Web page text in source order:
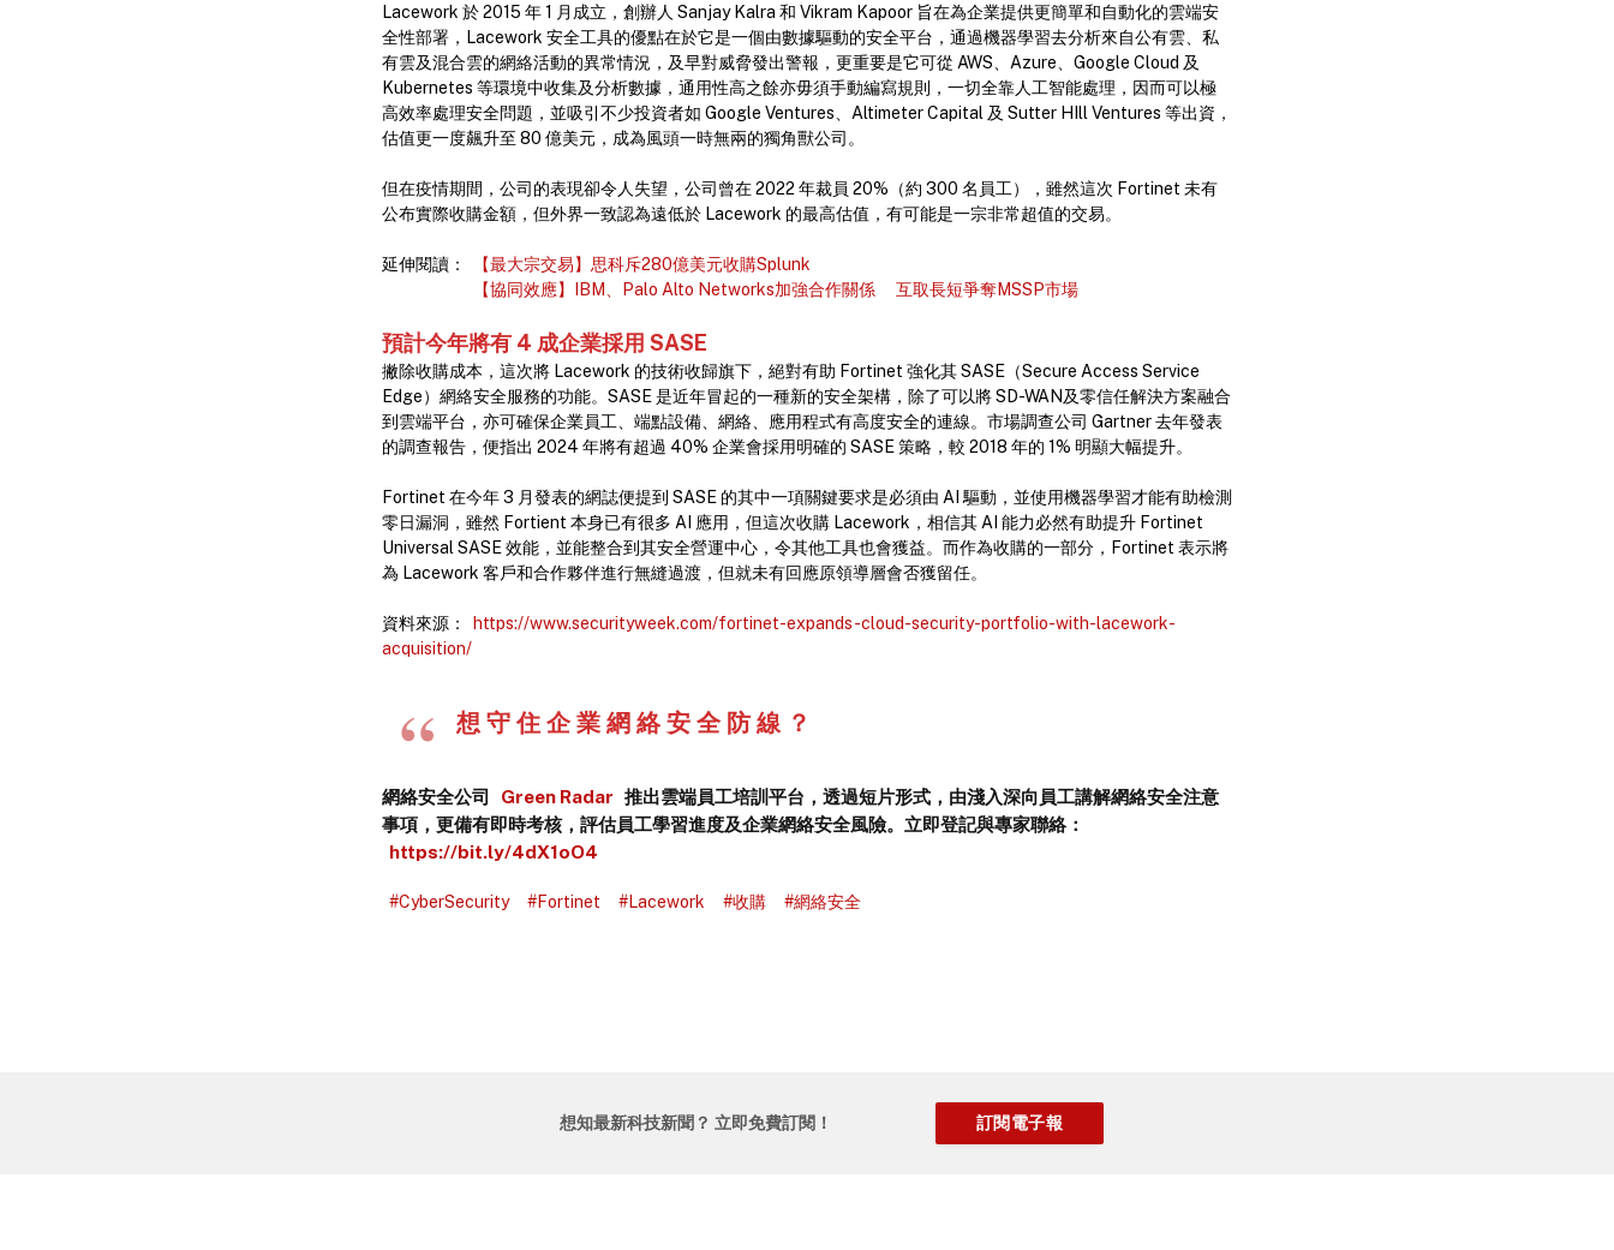
Lacework 於 2015 年 1 月成立，創辦人 Sanjay Kalra 和 Vikram Kapoor 旨在為企業提供更簡單和自動化的雲端安
全性部署，Lacework 安全工具的優點在於它是一個由數據驅動的安全平台，通過機器學習去分析來自公有雲、私
有雲及混合雲的網絡活動的異常情況，及早對威脅發出警報，更重要是它可從 AWS、Azure、Google Cloud 及
Kubernetes 等環境中收集及分析數據，通用性高之餘亦毋須手動編寫規則，一切全靠人工智能處理，因而可以極
高效率處理安全問題，並吸引不少投資者如 Google Ventures、Altimeter Capital 及 Sutter HIll Ventures 等出資，
估值更一度飆升至 80 億美元，成為風頭一時無兩的獨角獸公司。
但在疫情期間，公司的表現卻令人失望，公司曾在 2022 年裁員 20%（約 300 名員工），雖然這次 Fortinet 未有
公布實際收購金額，但外界一致認為遠低於 Lacework 的最高估值，有可能是一宗非常超值的交易。
延伸閱讀：
【最大宗交易】思科斥280億美元收購Splunk
【協同效應】IBM、Palo Alto Networks加強合作關係 互取長短爭奪MSSP市場
預計今年將有 4 成企業採用 SASE
撇除收購成本，這次將 Lacework 的技術收歸旗下，絕對有助 Fortinet 強化其 SASE（Secure Access Service
Edge）網絡安全服務的功能。SASE 是近年冒起的一種新的安全架構，除了可以將 SD-WAN及零信任解決方案融合
到雲端平台，亦可確保企業員工、端點設備、網絡、應用程式有高度安全的連線。市場調查公司 Gartner 去年發表
的調查報告，便指出 2024 年將有超過 40% 企業會採用明確的 SASE 策略，較 2018 年的 1% 明顯大幅提升。
Fortinet 在今年 3 月發表的網誌便提到 SASE 的其中一項關鍵要求是必須由 AI 驅動，並使用機器學習才能有助檢測
零日漏洞，雖然 Fortient 本身已有很多 AI 應用，但這次收購 Lacework，相信其 AI 能力必然有助提升 Fortinet
Universal SASE 效能，並能整合到其安全營運中心，令其他工具也會獲益。而作為收購的一部分，Fortinet 表示將
為 Lacework 客戶和合作夥伴進行無縫過渡，但就未有回應原領導層會否獲留任。
資料來源：
https://www.securityweek.com/fortinet-expands-cloud-security-portfolio-with-lacework-
acquisition/
想 守 住 企 業 網 絡 安 全 防 線 ？
網絡安全公司 Green Radar 推出雲端員工培訓平台，透過短片形式，由淺入深向員工講解網絡安全注意
事項，更備有即時考核，評估員工學習進度及企業網絡安全風險。立即登記與專家聯絡：
https://bit.ly/4dX1oO4
#CyberSecurity #Fortinet #Lacework #收購 #網絡安全
想知最新科技新聞？ 立即免費訂閱！